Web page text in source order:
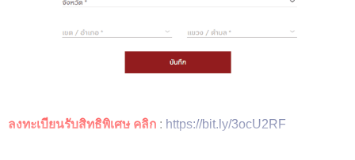
ลงทะเบียนรับสิทธิพิเศษ คลิก : https://bit.ly/3ocU2RF